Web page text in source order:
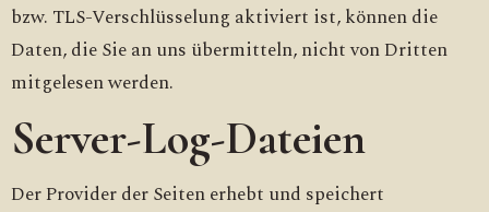
bzw. TLS-Verschlüsselung aktiviert ist, können die
Daten, die Sie an uns übermitteln, nicht von Dritten
mitgelesen werden.
Server-Log-Dateien
Der Provider der Seiten erhebt und speichert